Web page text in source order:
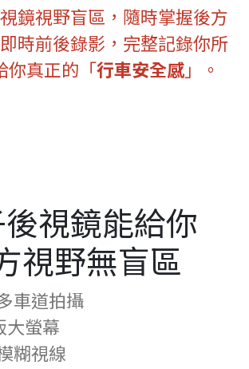
鏡視野盲區，隨時掌握後方
時前後錄影，完整記錄你所
你真正的「 行車安全感」。
視鏡能給你
視野無盲區
車道拍攝
大螢幕
糊視線